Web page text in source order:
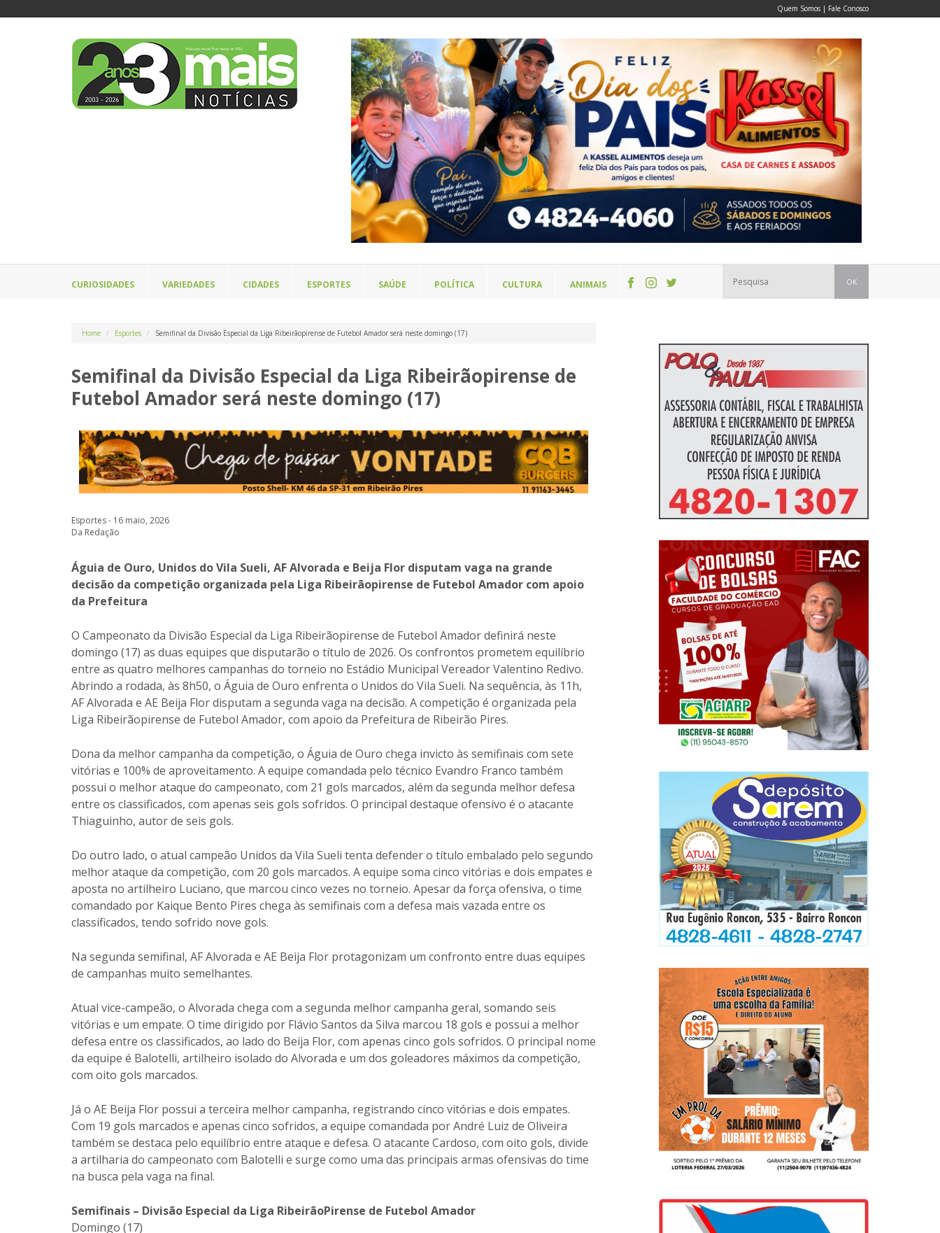
Quem Somos | Fale Conosco
CURIOSIDADES VARIEDADES CIDADES ESPORTES SAÚDE POLÍTICA CULTURA ANIMAIS OK
Home Esportes Semifinal da Divisão Especial da Liga Ribeirãopirense de Futebol Amador será neste domingo (17)
Semifinal da Divisão Especial da Liga Ribeirãopirense de
Futebol Amador será neste domingo (17)
Esportes - 16 maio, 2026
Da Redação
Águia de Ouro, Unidos do Vila Sueli, AF Alvorada e Beija Flor disputam vaga na grande
decisão da competição organizada pela Liga Ribeirãopirense de Futebol Amador com apoio
da Prefeitura
O Campeonato da Divisão Especial da Liga Ribeirãopirense de Futebol Amador definirá neste
domingo (17) as duas equipes que disputarão o título de 2026. Os confrontos prometem equilíbrio
entre as quatro melhores campanhas do torneio no Estádio Municipal Vereador Valentino Redivo.
Abrindo a rodada, às 8h50, o Águia de Ouro enfrenta o Unidos do Vila Sueli. Na sequência, às 11h,
AF Alvorada e AE Beija Flor disputam a segunda vaga na decisão. A competição é organizada pela
Liga Ribeirãopirense de Futebol Amador, com apoio da Prefeitura de Ribeirão Pires.
Dona da melhor campanha da competição, o Águia de Ouro chega invicto às semifinais com sete
vitórias e 100% de aproveitamento. A equipe comandada pelo técnico Evandro Franco também
possui o melhor ataque do campeonato, com 21 gols marcados, além da segunda melhor defesa
entre os classificados, com apenas seis gols sofridos. O principal destaque ofensivo é o atacante
Thiaguinho, autor de seis gols.
Do outro lado, o atual campeão Unidos da Vila Sueli tenta defender o título embalado pelo segundo
melhor ataque da competição, com 20 gols marcados. A equipe soma cinco vitórias e dois empates e
aposta no artilheiro Luciano, que marcou cinco vezes no torneio. Apesar da força ofensiva, o time
comandado por Kaique Bento Pires chega às semifinais com a defesa mais vazada entre os
classificados, tendo sofrido nove gols.
Na segunda semifinal, AF Alvorada e AE Beija Flor protagonizam um confronto entre duas equipes
de campanhas muito semelhantes.
Atual vice-campeão, o Alvorada chega com a segunda melhor campanha geral, somando seis
vitórias e um empate. O time dirigido por Flávio Santos da Silva marcou 18 gols e possui a melhor
defesa entre os classificados, ao lado do Beija Flor, com apenas cinco gols sofridos. O principal nome
da equipe é Balotelli, artilheiro isolado do Alvorada e um dos goleadores máximos da competição,
com oito gols marcados.
Já o AE Beija Flor possui a terceira melhor campanha, registrando cinco vitórias e dois empates.
Com 19 gols marcados e apenas cinco sofridos, a equipe comandada por André Luiz de Oliveira
também se destaca pelo equilíbrio entre ataque e defesa. O atacante Cardoso, com oito gols, divide
a artilharia do campeonato com Balotelli e surge como uma das principais armas ofensivas do time
na busca pela vaga na final.
Semifinais – Divisão Especial da Liga RibeirãoPirense de Futebol Amador
Domingo (17)